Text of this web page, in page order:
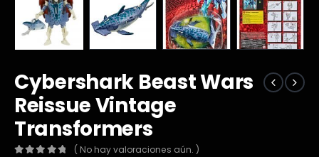
Cybershark Beast Wars
Reissue Vintage
Transformers
( No hay valoraciones aún. )